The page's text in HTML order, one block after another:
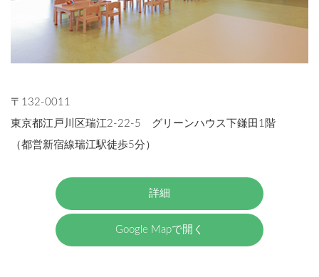
〒132-0011
東京都江戸川区瑞江2-22-5 グリーンハウス下鎌田1階
（都営新宿線瑞江駅徒歩5分）
詳細
Google Mapで開く